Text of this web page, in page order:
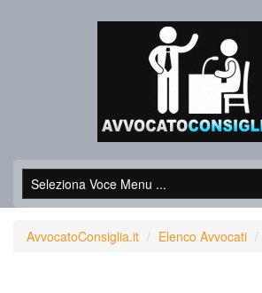
AvvocatoConsiglia.it Elenco Avvocati